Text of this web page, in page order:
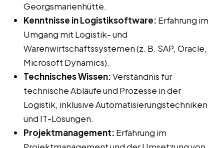
Georgsmarienhütte.
Kenntnisse in Logistiksoftware: Erfahrung im
Umgang mit Logistik- und
Warenwirtschaftssystemen (z. B. SAP, Oracle,
Microsoft Dynamics).
Technisches Wissen:Verständnis für
technische Abläufe und Prozesse in der
Logistik, inklusive Automatisierungstechniken
und IT-Lösungen.
Projektmanagement: Erfahrung im